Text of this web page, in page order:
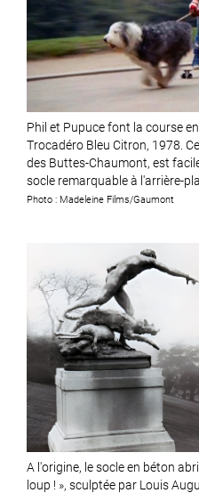
Phil et Pupuce font la course
Trocadéro Bleu Citron, 1978.
des Buttes-Chaumont, est
socle remarquable à l'arrière-
Photo : Madeleine Films/Gaumont
A l'origine, le socle en béton
loup ! », sculptée par Louis